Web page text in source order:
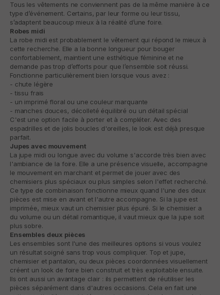
Tous les vêtements ne conviennent pas de la même manière à ce
type d’événement. Certains, par leur forme ou leur tissu,
s’adaptent beaucoup mieux à la réalité d’une foire.
Robes midi
La robe midi est probablement le vêtement qui répond le mieux à
cette recherche. Elle a la bonne longueur pour bouger
confortablement, maintient une esthétique féminine et ne
demande pas trop d’efforts pour que l’ensemble soit réussi.
Fonctionne particulièrement bien lorsque vous avez :
- chute légère
- tissu frais
- un imprimé floral ou une couleur marquante
- manches douces, décolleté équilibré ou un détail spécial
C'est une option facile à porter et à compléter. Avec des
espadrilles et de jolis boucles d'oreilles, le look est déjà presque
parfait.
Jupes avec mouvement
La jupe midi ou longue avec du volume s'accorde très bien avec
l'ambiance de la foire. Elle a une présence visuelle, accompagne
le mouvement en marchant et permet de jouer avec des
chemisiers plus spéciaux ou plus simples selon l'effet recherché.
Ce type de combinaison fonctionne mieux quand l'une des deux
pièces est mise en avant et l'autre accompagne. Si la jupe est
imprimée, mieux vaut un chemisier plus épuré. Si le chemisier a
du volume ou un détail romantique, il vaut mieux que la jupe soit
plus sobre.
Ensembles deux pièces
Les ensembles sont l'une des meilleures options si vous voulez
un résultat soigné sans trop vous compliquer. Top et jupe,
chemisier et pantalon, ou deux pièces coordonnées visuellement
créent un look de foire bien construit et très exploitable ensuite.
Ils ont aussi un avantage clair : ils permettent de réutiliser les
pièces séparément dans d'autres occasions. Cela en fait une